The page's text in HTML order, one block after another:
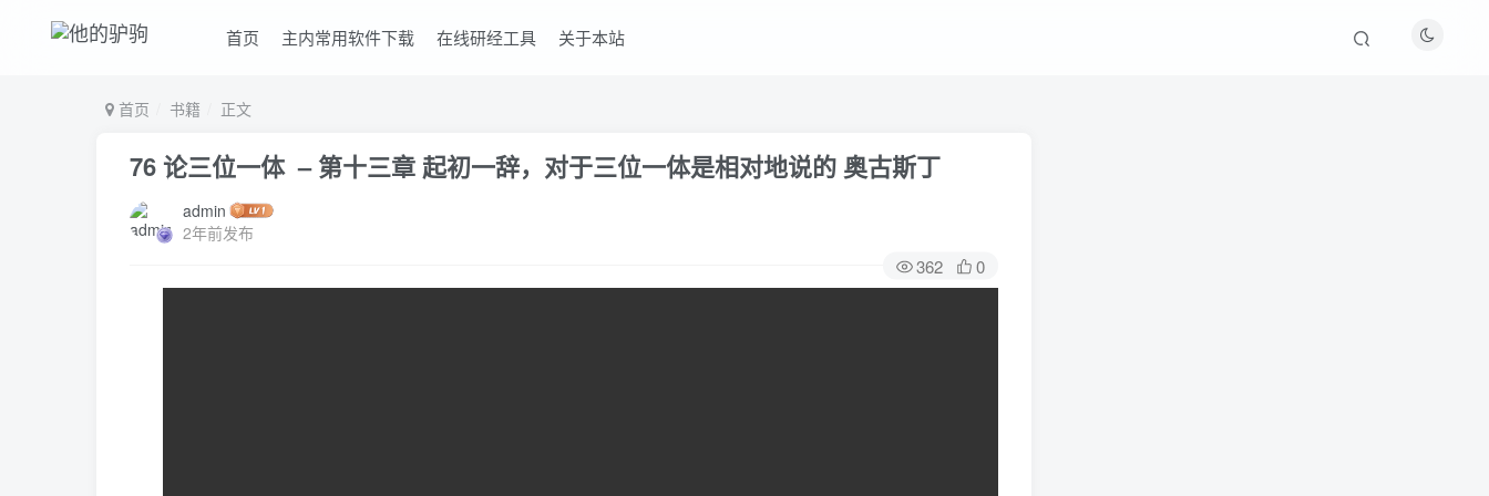
首页 主内常用软件下载 在线研经工具 关于本站
首页 书籍 正文
76 论三位一体 – 第十三章 起初一辞，对于三位一体是相对地说的 奥古斯丁
admin
2年前发布
362 0